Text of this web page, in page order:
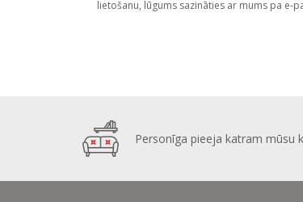
lietošanu, lūgums sazināties ar mums pa e-
Personīga pieeja katram mūsu